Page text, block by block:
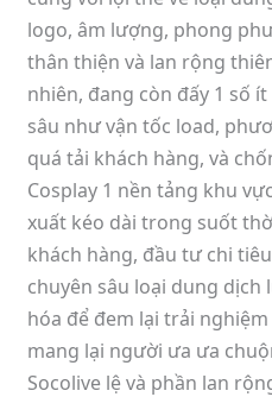
logo, âm lượng, phong
thân thiện và lan rộng
nhiên, đang còn đấy 1 số
sâu như vận tốc load,
quá tải khách hàng, và
Cosplay 1 nền tảng khu
xuất kéo dài trong suốt
khách hàng, đầu tư chi
chuyên sâu loại dung
hóa để đem lại trải
mang lại người ưa ưa
Socolive lệ và phần lan